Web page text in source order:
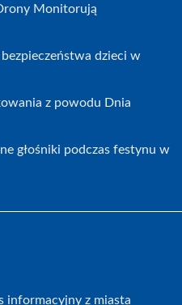
Monitorują
dzieci w
z powodu Dnia
głośniki podczas festynu w
informacyjny z miasta